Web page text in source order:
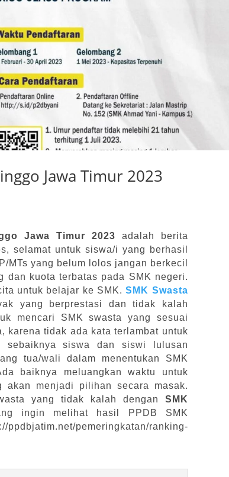
Jawa Timur 2023
Jawa Timur 2023 adalah berita
selamat untuk siswa/i yang berhasil
MTs yang belum lolos jangan berkecil
dan kuota terbatas pada SMK negeri.
untuk belajar ke SMK.SMK Swasta
yang berprestasi dan tidak kalah
mencari SMK swasta yang sesuai
karena tidak ada kata terlambat untuk
sebaiknya siswa dan siswi lulusan
tua/wali dalam menentukan SMK
baiknya meluangkan waktu untuk
akan menjadi pilihan secara masak.
yang tidak kalah dengan SMK
ingin melihat hasil PPDB SMK
pemeringkatan/ranking-